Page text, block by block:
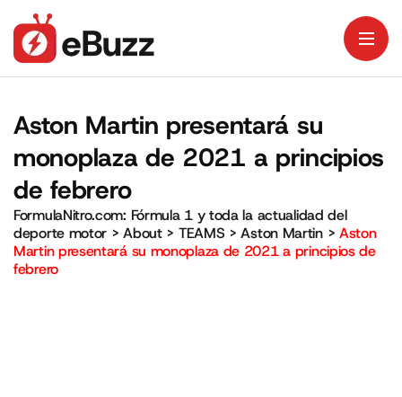
Aston Martin presentará su
monoplaza de 2021 a principios
de febrero
FormulaNitro.com: Fórmula 1 y toda la actualidad del
deporte motor >About> TEAMS >Aston Martin> Aston
Martin presentará su monoplaza de 2021 a principios de
febrero